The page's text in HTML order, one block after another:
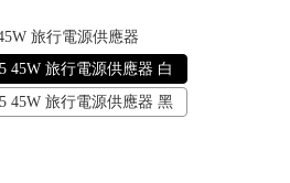
旅行電源供應器
45W 旅行電源供應器 白
45W 旅行電源供應器 黑